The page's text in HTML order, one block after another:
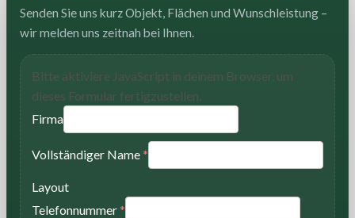
Senden Sie uns kurz Objekt, Flächen und Wunschleistung –
wir melden uns zeitnah bei Ihnen.
Bitte aktiviere JavaScript in deinem Browser, um
dieses Formular fertigzustellen.
Firma
Vollständiger Name*
Layout
Telefonnummer*